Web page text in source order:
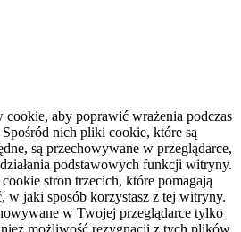
cookie, aby poprawić wrażenia podczas
nich pliki cookie, które są
są przechowywane w przeglądarce,
podstawowych funkcji witryny.
stron trzecich, które pomagają
w jaki sposób korzystasz z tej witryny.
w Twojej przeglądarce tylko